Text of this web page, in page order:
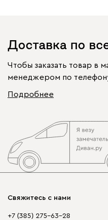
Доставка по
Чтобы заказать товар в
менеджером по
Подробнее
Свяжитесь с нами
+7 (385) 275-63-28